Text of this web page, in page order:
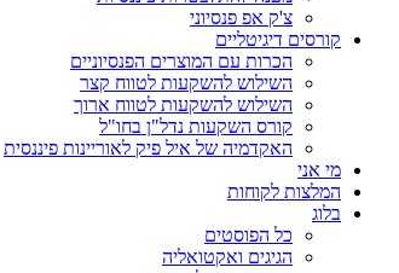
צ'ק אפ פנסיוני
קורסים דיגיטליים
הכרות עם המוצרים הפנסיוניים
השילוש להשקעות לטווח קצר
השילוש להשקעות לטווח ארוך
קורס השקעות נדל"ן בחו"ל
האקדמיה של איל פיק לאוריינות פיננסית
מי אני
המלצות לקוחות
בלוג
כל הפוסטים
הגיגים ואקטואליה